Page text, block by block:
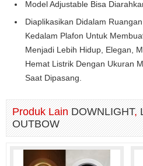
Model Adjustable Bisa
Diaplikasikan Didalam
Kedalam Plafon Untuk
Menjadi Lebih Hidup, Elegan,
Hemat Listrik Dengan Ukuran
Saat Dipasang.
Produk LainDOWNLIGHT,
OUTBOW